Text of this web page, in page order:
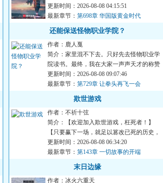
户”。他不得不用一篇...
更新时间：2026-08-08 04:15:51
最新章节： 第698章 华国版黄金时代
还能保送怪物职业学院？
作者：鹿人戛
简介：家里混不下去。只好先去怪物职业学
院读书。最终，我在大家一声声天才的称赞
中迷失了自己，走上了不...
更新时间：2026-08-08 09:07:46
最新章节： 第729章 让拳头再飞一会
欺世游戏
作者：不祈十弦
简介：【欢迎加入欺世游戏，枉死者！】
【只要赢下一场，就足以篡改已死的历史，
死而复生！】“赢下一场？...
更新时间：2026-08-08 06:34:20
最新章节： 第143章 一切故事的开端
末日边缘
作者：冰火六重天